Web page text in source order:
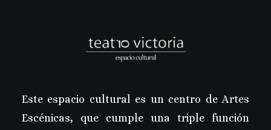
BUSCAR
Este espacio cultural es un centro de Artes
Escénicas, que cumple una triple función